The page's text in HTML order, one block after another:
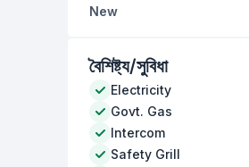
New
বৈশিষ্ট্য/সুবিধা
Electricity
Govt. Gas
Intercom
Safety Grill